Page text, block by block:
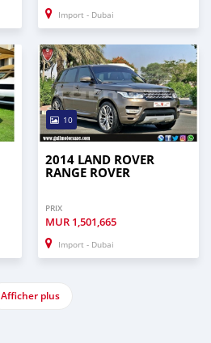
Import - Dubai
10
2014 LAND ROVER
RANGE ROVER
PRIX
MUR 1,501,665
Import - Dubai
Afficher plus